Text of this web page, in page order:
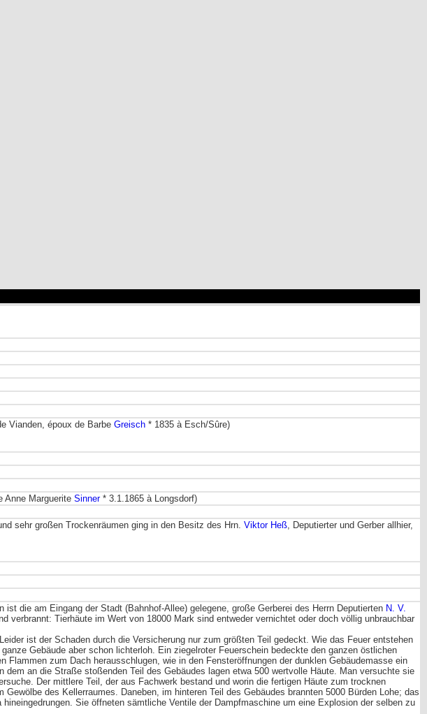
Vianden, époux de Barbe Greisch * 1835 à Esch/Sûre)
Anne Marguerite Sinner* 3.1.1865 à Longsdorf)
sehr großen Trockenräumen ging in den Besitz des Hrn. Viktor Heß , Deputierter und Gerber allhier,
die am Eingang der Stadt (Bahnhof-Allee) gelegene, große Gerberei des Herrn Deputierten N. V.
Tierhäute im Wert von 18000 Mark sind entweder vernichtet oder doch völlig unbrauchbar
ist der Schaden durch die Versicherung nur zum größten Teil gedeckt. Wie das Feuer entstehen
Gebäude aber schon lichterloh. Ein ziegelroter Feuerschein bedeckte den ganzen östlichen
zum Dach herausschlugen, wie in den Fensteröffnungen der dunklen Gebäudemasse ein
an die Straße stoßenden Teil des Gebäudes lagen etwa 500 wertvolle Häute. Man versuchte sie
Der mittlere Teil, der aus Fachwerk bestand und worin die fertigen Häute zum trocknen
des Kellerraumes. Daneben, im hinteren Teil des Gebäudes brannten 5000 Bürden Lohe; das
Sie öffneten sämtliche Ventile der Dampfmaschine um eine Explosion der selben zu